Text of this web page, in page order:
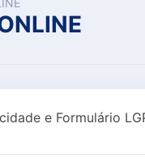
e Formulário